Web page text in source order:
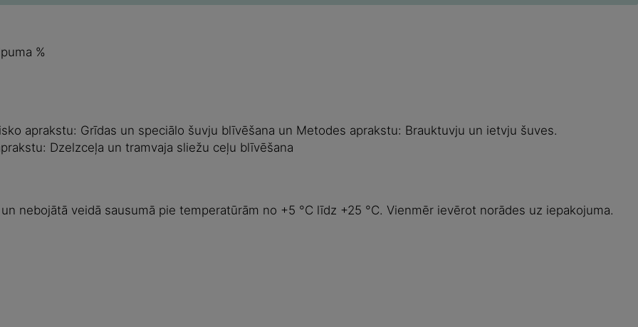
nebojātā veidā sausumā pie temperatūrām no +5 °C līdz +25 °C. Vienmēr ievērot norādes uz iepakojuma.
%
aprakstu: Grīdas un speciālo šuvju blīvēšana un Metodes aprakstu: Brauktuvju un ietvju šuves.
Dzelzceļa un tramvaja sliežu ceļu blīvēšana